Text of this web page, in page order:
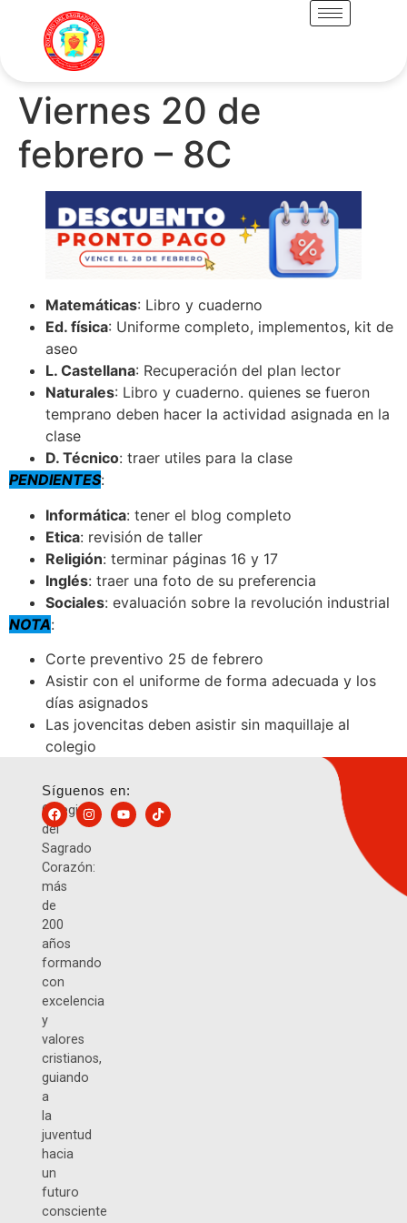
Viernes 20 de
febrero – 8C
Matemáticas: Libro y cuaderno
Ed. física: Uniforme completo, implementos, kit de
aseo
L. Castellana: Recuperación del plan lector
Naturales: Libro y cuaderno. quienes se fueron
temprano deben hacer la actividad asignada en la
clase
D. Técnico: traer utiles para la clase
PENDIENTES:
Informática: tener el blog completo
Etica: revisión de taller
Religión: terminar páginas 16 y 17
Inglés: traer una foto de su preferencia
Sociales: evaluación sobre la revolución industrial
NOTA:
Corte preventivo 25 de febrero
Asistir con el uniforme de forma adecuada y los
días asignados
Las jovencitas deben asistir sin maquillaje al
colegio
Colegio
del
Sagrado
Corazón:
más
de
200
años
formando
con
excelencia
y
valores
cristianos,
guiando
a
la
juventud
hacia
un
futuro
consciente
Síguenos en: